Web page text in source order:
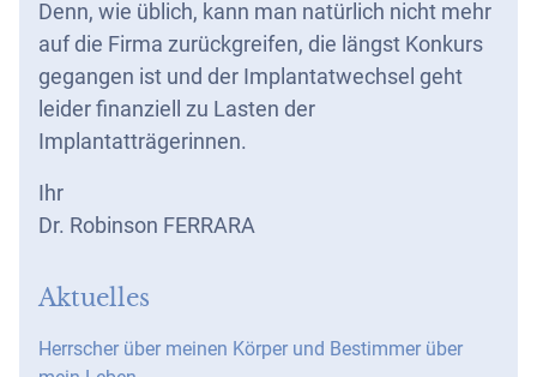
Denn, wie üblich, kann man natürlich nicht mehr
auf die Firma zurückgreifen, die längst Konkurs
gegangen ist und der Implantatwechsel geht
leider finanziell zu Lasten der
Implantatträgerinnen.
Ihr
Dr. Robinson FERRARA
Aktuelles
Herrscher über meinen Körper und Bestimmer über